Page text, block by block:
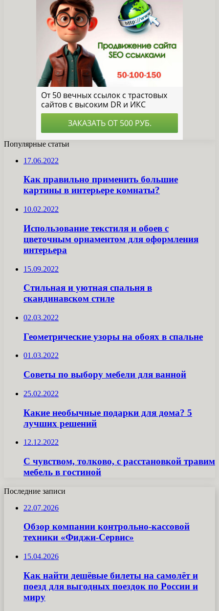
Популярные статьи
17.06.2022
Как правильно применить большие
картины в интерьере комнаты?
10.02.2022
Использование текстиля и обоев с
цветочным орнаментом для оформления
интерьера
15.09.2022
Стильная и уютная спальня в
скандинавском стиле
02.03.2022
Геометрические узоры на обоях в спальне
01.03.2022
Советы по выбору мебели для ванной
25.02.2022
Какие необычные подарки для дома? 5
лучших решений
12.12.2022
С чувством, толково, с расстановкой травим
мебель в гостиной
Последние записи
22.07.2026
Обзор компании контрольно-кассовой
техники «Фиджи-Сервис»
15.04.2026
Как найти дешёвые билеты на самолёт и
поезд для выгодных поездок по России и
миру